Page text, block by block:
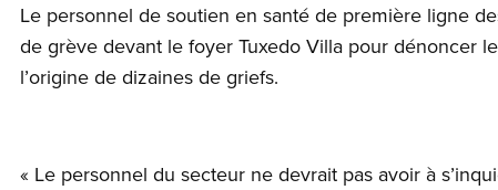
Le personnel de soutien en santé de première ligne
de grève devant le foyer Tuxedo Villa pour dénoncer
l’origine de dizaines de griefs.
« Le personnel du secteur ne devrait pas avoir à